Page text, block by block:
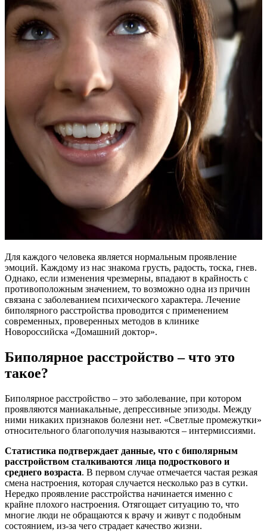
Для каждого человека является нормальным проявление
эмоций. Каждому из нас знакома грусть, радость, тоска, гнев.
Однако, если изменения чрезмерны, впадают в крайность с
противоположным значением, то возможно одна из причин
связана с заболеванием психического характера. Лечение
биполярного расстройства проводится с применением
современных, проверенных методов в клинике
Новороссийска «Домашний доктор».
Биполярное расстройство – что это
такое?
Биполярное расстройство – это заболевание, при котором
проявляются маниакальные, депрессивные эпизоды. Между
ними никаких признаков болезни нет. «Светлые промежутки»
относительного благополучия называются – интермиссиями.
Статистика подтверждает данные, что с биполярным
расстройством сталкиваются лица подросткового и
среднего возраста. В первом случае отмечается частая резкая
смена настроения, которая случается несколько раз в сутки.
Нередко проявление расстройства начинается именно с
крайне плохого настроения. Отягощает ситуацию то, что
многие люди не обращаются к врачу и живут с подобным
состоянием, из-за чего страдает качество жизни.